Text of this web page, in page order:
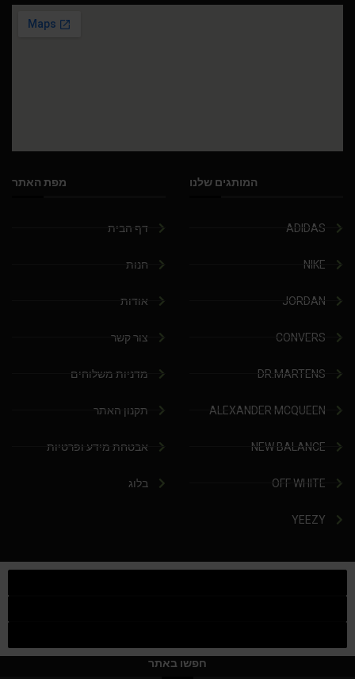
המותגים שלנו
ADIDAS
NIKE
JORDAN
CONVERS
DR.MARTENS
ALEXANDER MCQUEEN
NEW BALANCE
OFF WHITE
YEEZY
מפת האתר
דף הבית
חנות
אודות
צור קשר
מדניות משלוחים
תקנון האתר
אבטחת מידע ופרטיות
בלוג
חפשו באתר